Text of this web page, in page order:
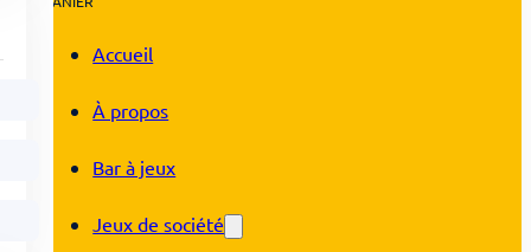
Accueil
À propos
Bar à jeux
Jeux de société